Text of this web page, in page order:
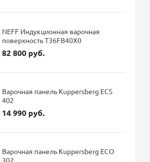
NEFF Индукционная варочная
поверхность T36FB40X0
82 800 руб.
Варочная панель Kuppersberg ECS
402
14 990 руб.
Варочная панель Kuppersberg ECO
302